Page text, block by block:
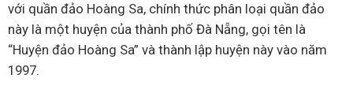
với quần đảo Hoàng Sa, chính thức phân loại quần đảo
này là một huyện của thành phố Đà Nẵng, gọi tên là
“Huyện đảo Hoàng Sa” và thành lập huyện này vào năm
1997.